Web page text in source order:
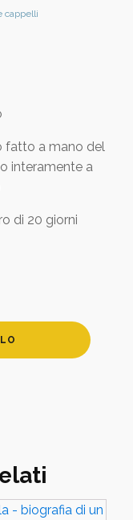
cappelli
fatto a mano del
interamente a
di 20 giorni